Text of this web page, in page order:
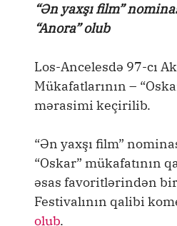
“Ən yaxşı film”
“Anora” olub
Los-Ancelesdə 97-cı
Mükafatlarının –
mərasimi keçirilib.
“Ən yaxşı film”
“Oskar” mükafatının
əsas favoritlərindən
Festivalının qalibi
olub.